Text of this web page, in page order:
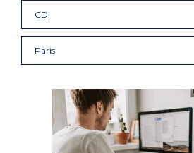
CDI
Paris